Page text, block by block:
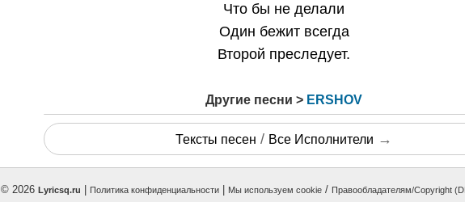
Что бы не делали
Один бежит всегда
Второй преследует.
Другие песни > ERSHOV
Тексты песен / Все Исполнители →
© 2026 Lyricsq.ru Политика конфиденциальности Мы используем cookie / Правообладателям/Copyright